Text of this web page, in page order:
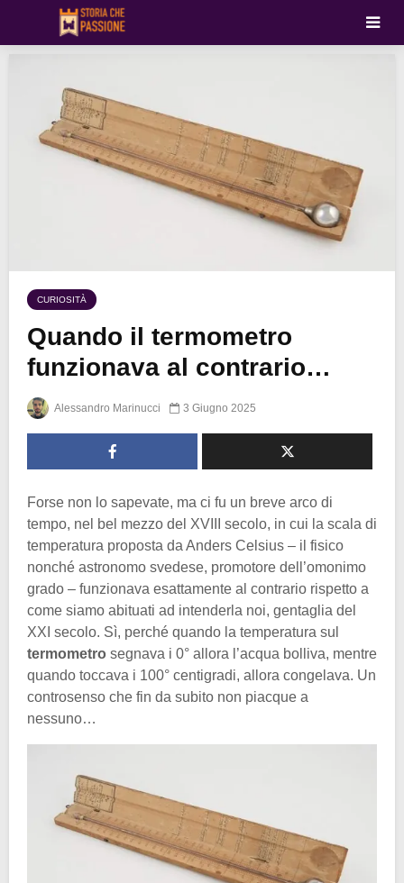
CURIOSITÀ
Quando il termometro
funzionava al contrario…
Alessandro Marinucci 3 Giugno 2025
Forse non lo sapevate, ma ci fu un breve arco di
tempo, nel bel mezzo del XVIII secolo, in cui la scala di
temperatura proposta da Anders Celsius – il fisico
nonché astronomo svedese, promotore dell’omonimo
grado – funzionava esattamente al contrario rispetto a
come siamo abituati ad intenderla noi, gentaglia del
XXI secolo. Sì, perché quando la temperatura sul
termometro segnava i 0° allora l’acqua bolliva, mentre
quando toccava i 100° centigradi, allora congelava. Un
controsenso che fin da subito non piacque a
nessuno…